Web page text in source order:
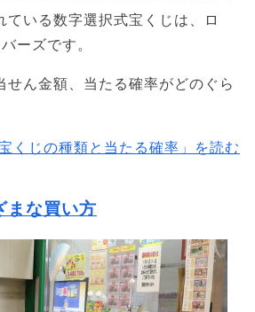
ている数字選択式宝くじは、ロ
ーズです。
せん金額、当たる確率がどのぐら
くじの種類と当たる確率」を読む
まな買い方